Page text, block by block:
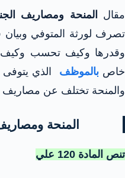
مقال المنحة ومصاريف
تصرف لورثة المتوفي
وقدرها وكيف تحسب
خاصبالموظف
الذي
والمنحة تختلف عن مصاريف
المنحة
تنص المادة 120 علي